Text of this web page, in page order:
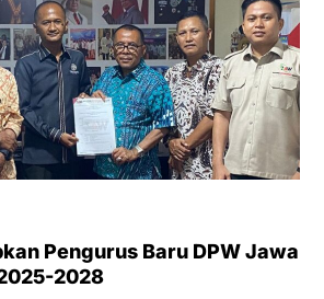
Pengurus Baru DPW Jawa
2028